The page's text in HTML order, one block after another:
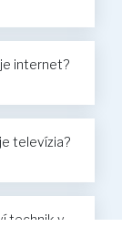
internet?
televízia?
technik v